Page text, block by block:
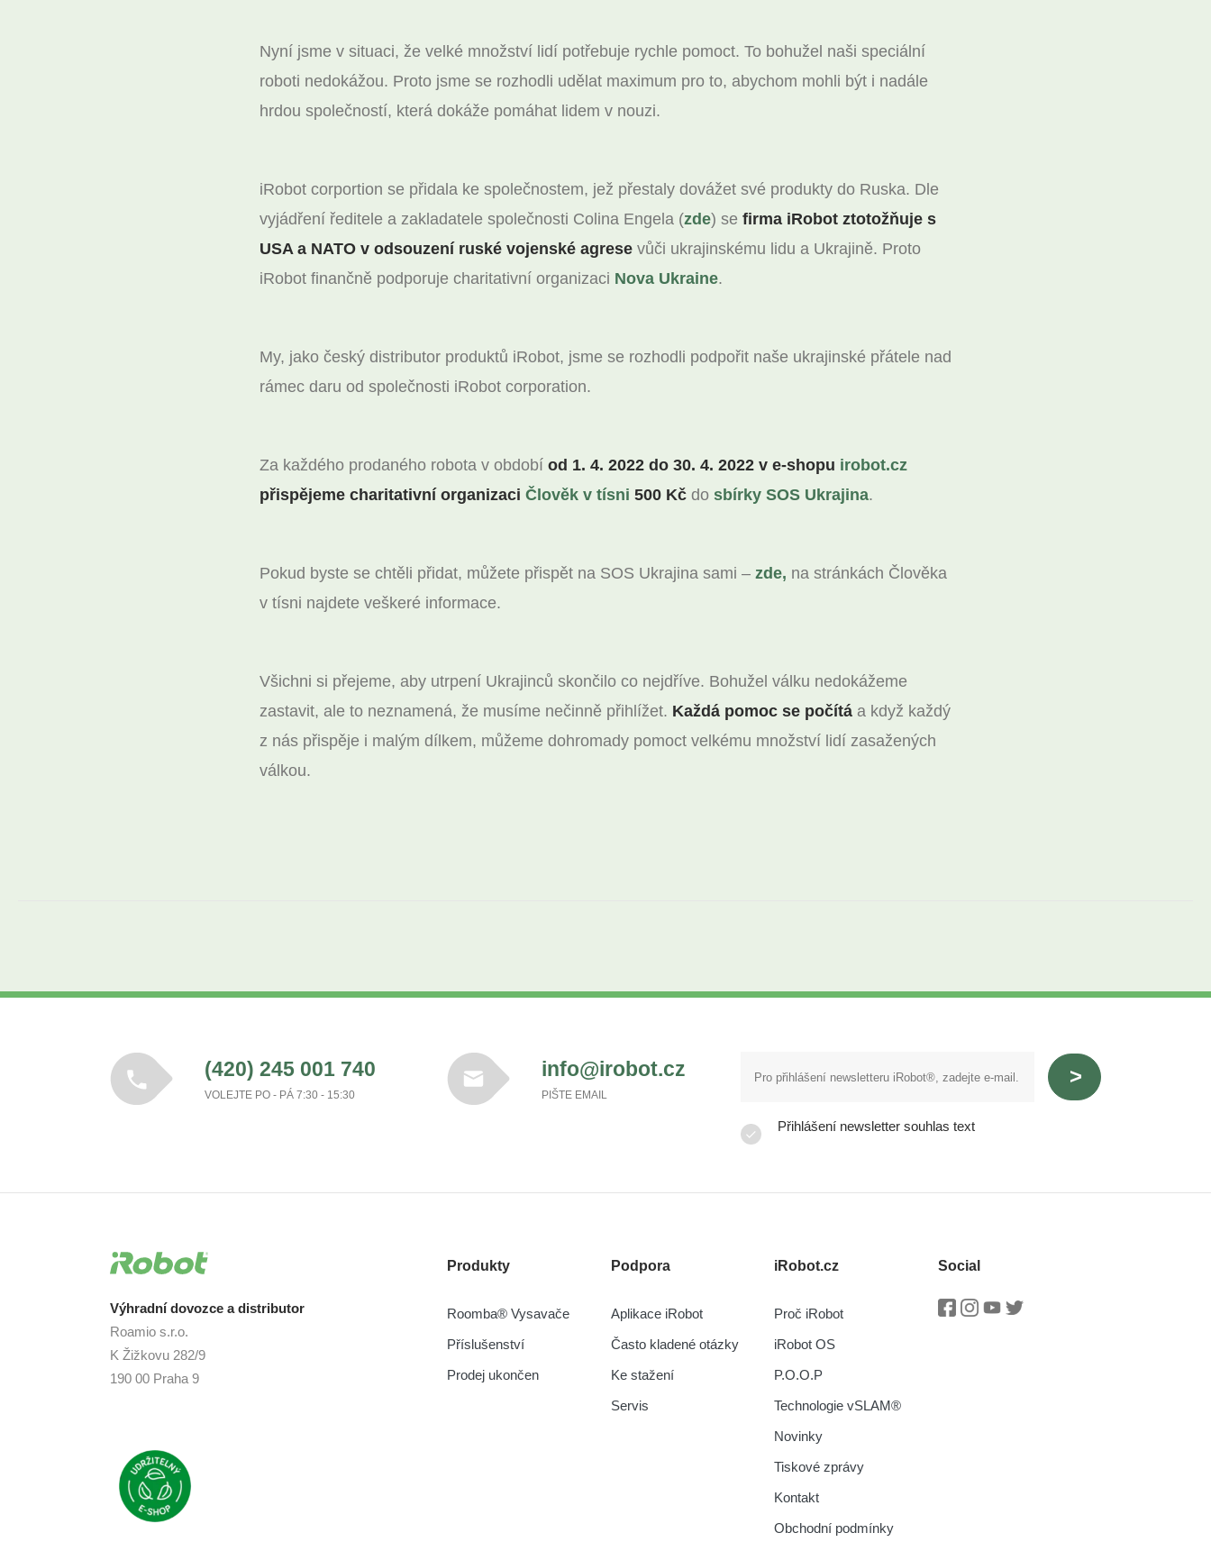
Nyní jsme v situaci, že velké množství lidí potřebuje rychle pomoct. To bohužel naši speciální
roboti nedokážou. Proto jsme se rozhodli udělat maximum pro to, abychom mohli být i nadále
hrdou společností, která dokáže pomáhat lidem v nouzi.
iRobot corportion se přidala ke společnostem, jež přestaly dovážet své produkty do Ruska. Dle
vyjádření ředitele a zakladatele společnosti Colina Engela (zde) se firma iRobot ztotožňuje s
USA a NATO v odsouzení ruské vojenské agrese vůči ukrajinskému lidu a Ukrajině. Proto
iRobot finančně podporuje charitativní organizaci Nova Ukraine.
My, jako český distributor produktů iRobot, jsme se rozhodli podpořit naše ukrajinské přátele nad
rámec daru od společnosti iRobot corporation.
Za každého prodaného robota v období od 1. 4. 2022 do 30. 4. 2022 v e-shopu irobot.cz
přispějeme charitativní organizaci Člověk v tísni 500 Kč do sbírky SOS Ukrajina.
Pokud byste se chtěli přidat, můžete přispět na SOS Ukrajina sami – zde, na stránkách Člověka
v tísni najdete veškeré informace.
Všichni si přejeme, aby utrpení Ukrajinců skončilo co nejdříve. Bohužel válku nedokážeme
zastavit, ale to neznamená, že musíme nečinně přihlížet. Každá pomoc se počítá a když každý
z nás přispěje i malým dílkem, můžeme dohromady pomoct velkému množství lidí zasažených
válkou.
(420) 245 001 740
VOLEJTE PO - PÁ 7:30 - 15:30
info@irobot.cz
PIŠTE EMAIL
Přihlášení newsletter souhlas text
Výhradní dovozce a distributor
Roamio s.r.o.
K Žižkovu 282/9
190 00 Praha 9
Produkty
Roomba® Vysavače
Příslušenství
Prodej ukončen
Podpora
Aplikace iRobot
Často kladené otázky
Ke stažení
Servis
iRobot.cz
Proč iRobot
iRobot OS
P.O.O.P
Technologie vSLAM®
Novinky
Tiskové zprávy
Kontakt
Obchodní podmínky
Social
Facebook
Instagram
Youtube